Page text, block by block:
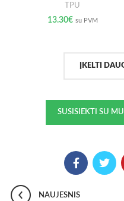
TPU
13.30€ su PVM
ĮKELTI
SUSISIEKTI SU
NAUJESNIS